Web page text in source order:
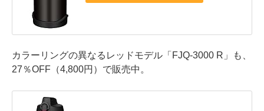
カラーリングの異なるレッドモデル「FJQ-3000 R」も、
27％OFF（4,800円）で販売中。